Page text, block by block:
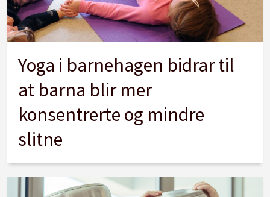
Yoga i barnehagen bidrar til
at barna blir mer
konsentrerte og mindre
slitne